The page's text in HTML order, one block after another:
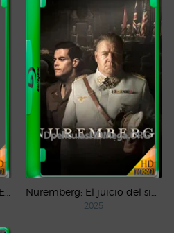
Familia en renta (2025) WEB-DL 1080p Latino Nuremberg: El juicio del siglo (2025) WEB-DL 1080p Castellano
2025